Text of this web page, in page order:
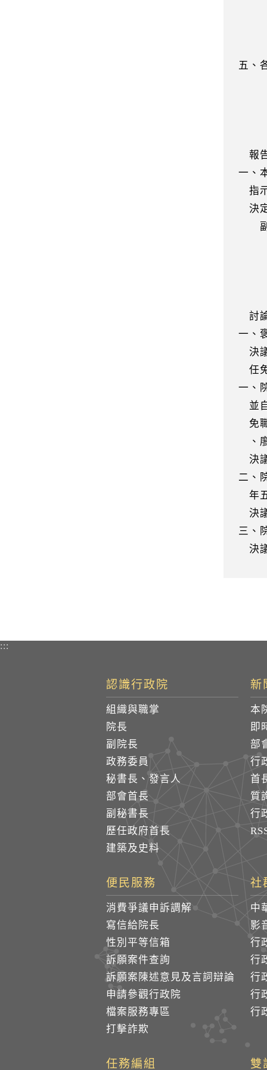
公
程
織
五、
，
殷
有
自
報
一、
指
決
副
總
的
長
利
討
一、
決
任
一、
並
免
、
決
二、
年
決
三、
決
:::
認識行政院
組織與職掌
院長
副院長
政務委員
秘書長、發言人
部會首長
副秘書長
歷任政府首長
建築及史料
新
本
即
部
行
首
質
行
便民服務
消費爭議申訴調解
寫信給院長
性別平等信箱
訴願案件查詢
訴願案陳述意見及言詞辯論
申請參觀行政院
檔案服務專區
打擊詐欺
社
中
影
行
行
行
行
行
任務編組 雙